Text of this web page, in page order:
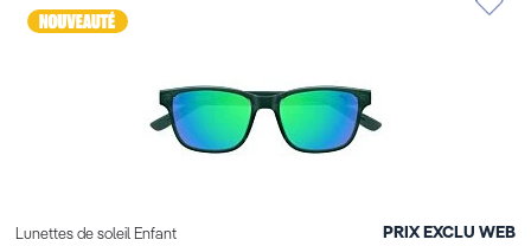
Lunettes de soleil Enfant PRIX EXCLU WEB